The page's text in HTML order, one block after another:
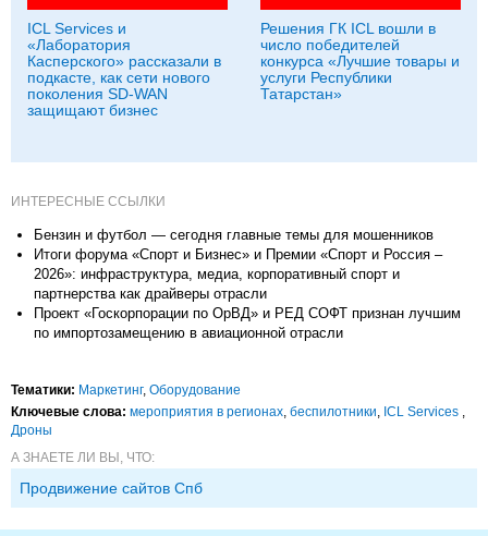
ICL Services и
«Лаборатория
Касперского» рассказали в
подкасте, как сети нового
поколения SD-WAN
защищают бизнес
Решения ГК ICL вошли в
число победителей
конкурса «Лучшие товары и
услуги Республики
Татарстан»
ИНТЕРЕСНЫЕ ССЫЛКИ
Бензин и футбол — сегодня главные темы для мошенников
Итоги форума «Спорт и Бизнес» и Премии «Спорт и Россия –
2026»: инфраструктура, медиа, корпоративный спорт и
партнерства как драйверы отрасли
Проект «Госкорпорации по ОрВД» и РЕД СОФТ признан лучшим
по импортозамещению в авиационной отрасли
Тематики: Маркетинг, Оборудование
Ключевые слова: мероприятия в регионах, беспилотники, ICL Services ,
Дроны
А ЗНАЕТЕ ЛИ ВЫ, ЧТО:
Продвижение сайтов Спб